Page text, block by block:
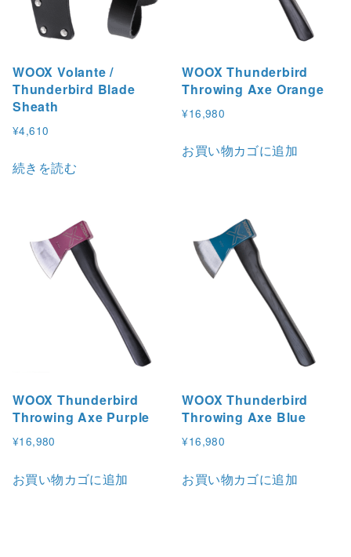
WOOX Volante /
Thunderbird Blade
Sheath
¥4,610
続きを読む
WOOX Thunderbird
Throwing Axe Orange
¥16,980
お買い物カゴに追加
WOOX Thunderbird
Throwing Axe Purple
¥16,980
お買い物カゴに追加
WOOX Thunderbird
Throwing Axe Blue
¥16,980
お買い物カゴに追加